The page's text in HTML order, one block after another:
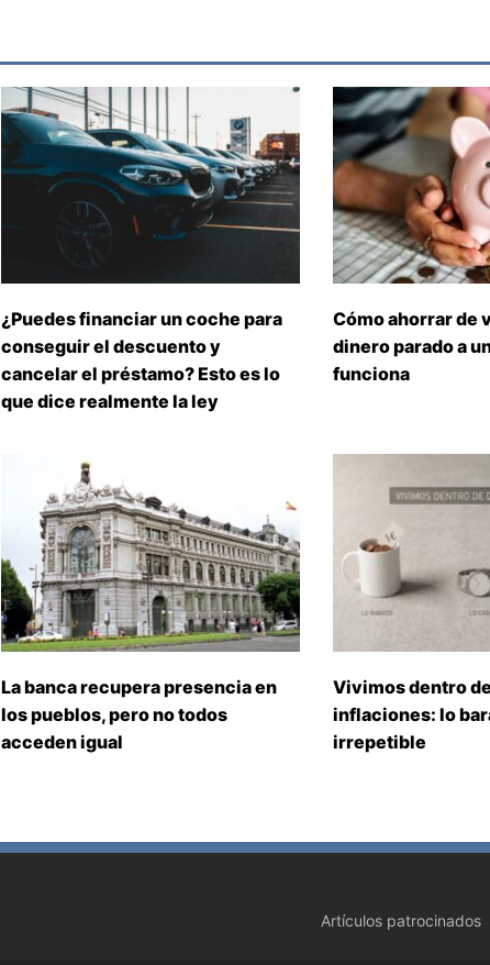
¿Puedes financiar un coche para
conseguir el descuento y
cancelar el préstamo? Esto es lo
que dice realmente la ley
Cómo ahorrar de
dinero parado a
funciona
La banca recupera presencia en
los pueblos, pero no todos
acceden igual
Vivimos dentro
inflaciones: lo
irrepetible
Artículos patrocinados